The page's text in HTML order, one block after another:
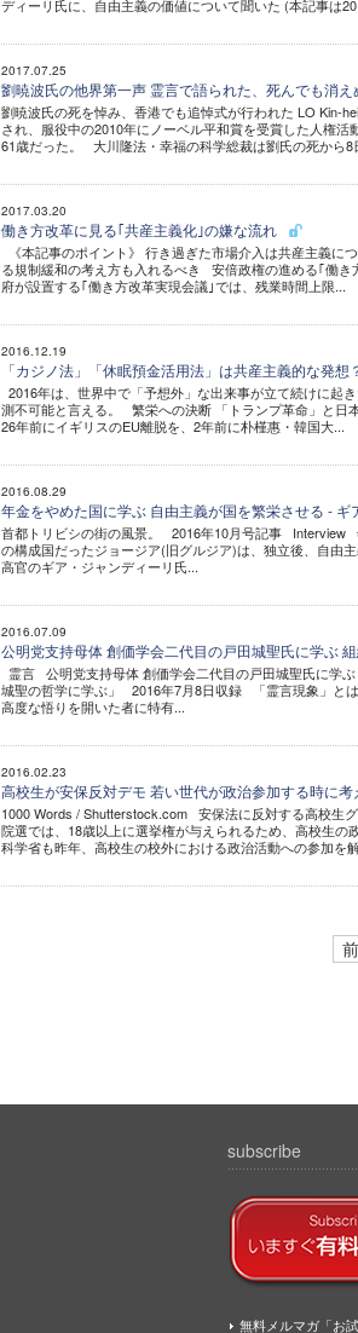
ディーリ氏に、自由主義の価値について聞いた (本記事は
2017.07.25
劉暁波氏の他界第一声 霊言で語られた、死んでも消
劉暁波氏の死を悼み、香港でも追悼式が行われた LO Kin-
され、服役中の2010年にノーベル平和賞を受賞した人権活
61歳だった。 大川隆法・幸福の科学総裁は劉氏の死から8
2017.03.20
働き方改革に見る｢共産主義化｣の嫌な流れ
《本記事のポイント》 行き過ぎた市場介入は共産主義に
る規制緩和の考え方も入れるべき 安倍政権の進める｢働
府が設置する｢働き方改革実現会議｣では、残業時間上限...
2016.12.19
「カジノ法」「休眠預金活用法」は共産主義的な発
2016年は、世界中で「予想外」な出来事が立て続けに起
測不可能と言える。 繁栄への決断 「トランプ革命」と日
26年前にイギリスのEU離脱を、2年前に朴槿惠・韓国大...
2016.08.29
年金をやめた国に学ぶ 自由主義が国を繁栄させる -
首都トリビシの街の風景。 2016年10月号記事 Interview
の構成国だったジョージア(旧グルジア)は、独立後、自由
高官のギア・ジャンディーリ氏...
2016.07.09
公明党支持母体 創価学会二代目の戸田城聖氏に学ぶ
霊言 公明党支持母体 創価学会二代目の戸田城聖氏に学
城聖の哲学に学ぶ」 2016年7月8日収録 「霊言現象」と
高度な悟りを開いた者に特有...
2016.02.23
高校生が安保反対デモ 若い世代が政治参加する時に考
1000 Words / Shutterstock.com 安保法に反対する高校生
院選では、18歳以上に選挙権が与えられるため、高校生
科学省も昨年、高校生の校外における政治活動への参加を
subscribe
無料メルマガ「お